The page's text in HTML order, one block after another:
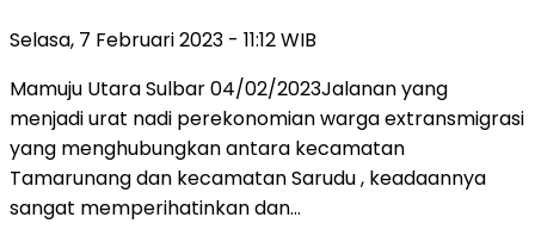
Selasa, 7 Februari 2023 - 11:12 WIB
Mamuju Utara Sulbar 04/02/2023Jalanan yang
menjadi urat nadi perekonomian warga extransmigrasi
yang menghubungkan antara kecamatan
Tamarunang dan kecamatan Sarudu , keadaannya
sangat memperihatinkan dan…